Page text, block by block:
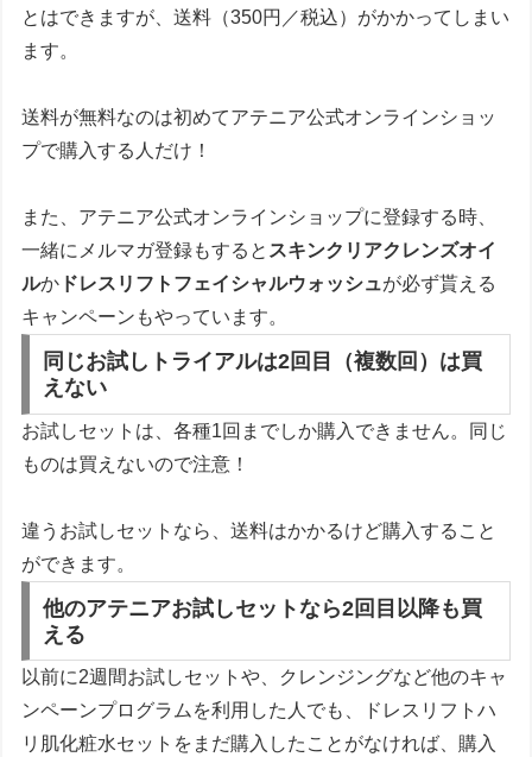
とはできますが、送料（350円／税込）がかかってしまい
ます。
送料が無料なのは初めてアテニア公式オンラインショッ
プで購入する人だけ！
また、アテニア公式オンラインショップに登録する時、
一緒にメルマガ登録もすると スキンクリアクレンズオイ
ルか ドレスリフトフェイシャルウォッシュが必ず貰える
キャンペーンもやっています。
同じお試しトライアルは2回目（複数回）は買
えない
お試しセットは、各種1回までしか購入できません。同じ
ものは買えないので注意！
違うお試しセットなら、送料はかかるけど購入すること
ができます。
他のアテニアお試しセットなら2回目以降も買
える
以前に2週間お試しセットや、クレンジングなど他のキャ
ンペーンプログラムを利用した人でも、ドレスリフトハ
リ肌化粧水セットをまだ購入したことがなければ、購入